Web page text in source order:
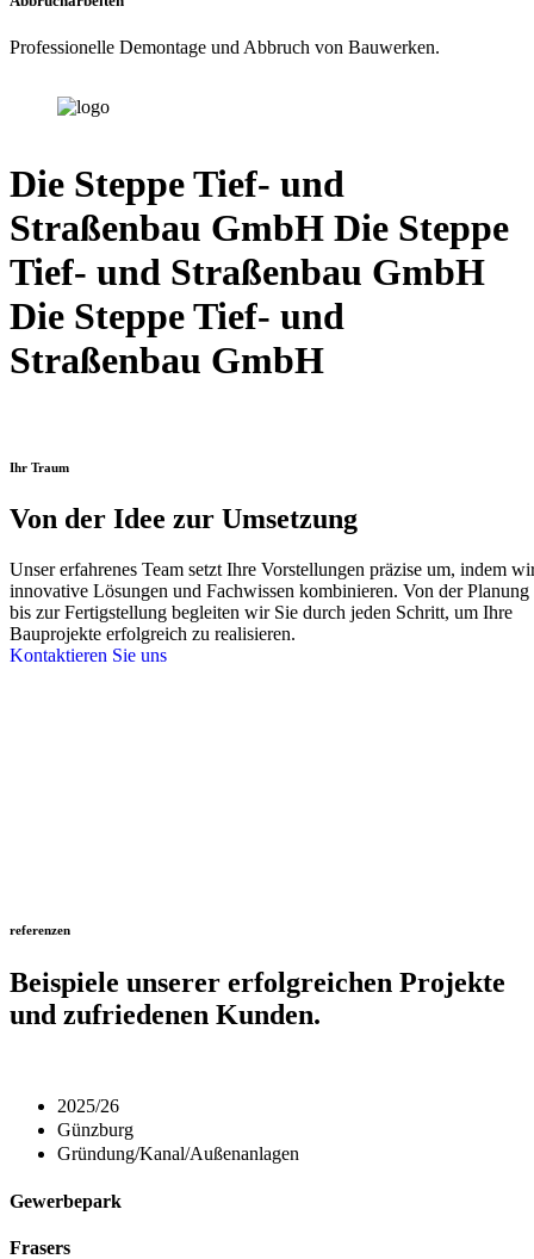
Professionelle Demontage und Abbruch von Bauwerken.
Die Steppe Tief- und
Straßenbau GmbH Die Steppe
Tief- und Straßenbau GmbH
Die Steppe Tief- und
Straßenbau GmbH
Ihr Traum
Von der Idee zur Umsetzung
Unser erfahrenes Team setzt Ihre Vorstellungen präzise um, indem
innovative Lösungen und Fachwissen kombinieren. Von der Planung
bis zur Fertigstellung begleiten wir Sie durch jeden Schritt, um Ihre
Bauprojekte erfolgreich zu realisieren.
Kontaktieren Sie uns
referenzen
Beispiele unserer erfolgreichen Projekte
und zufriedenen Kunden.
2025/26
Günzburg
Gründung/Kanal/Außenanlagen
Gewerbepark
Frasers